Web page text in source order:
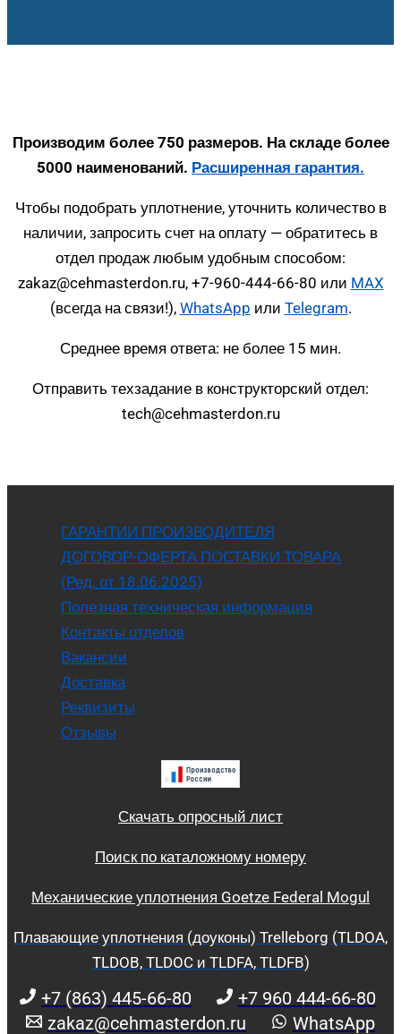
Производим более 750 размеров. На складе более
5000 наименований. Расширенная гарантия.
Чтобы подобрать уплотнение, уточнить количество в
наличии, запросить счет на оплату — обратитесь в
отдел продаж любым удобным способом:
zakaz@cehmasterdon.ru, +7-960-444-66-80 или MAX
(всегда на связи!), WhatsApp или Telegram.
Среднее время ответа: не более 15 мин.
Отправить техзадание в конструкторский отдел:
tech@cehmasterdon.ru
ГАРАНТИИ ПРОИЗВОДИТЕЛЯ
ДОГОВОР-ОФЕРТА ПОСТАВКИ ТОВАРА
(Ред. от 18.06.2025)
Полезная техническая информация
Контакты отделов
Вакансии
Доставка
Реквизиты
Отзывы
Скачать опросный лист
Поиск по каталожному номеру
Механические уплотнения Goetze Federal Mogul
Плавающие уплотнения (доуконы) Trelleborg (TLDOA,
TLDOB, TLDOC и TLDFA, TLDFB)
+7 (863) 445-66-80
+7 960 444-66-80
zakaz@cehmasterdon.ru
WhatsApp